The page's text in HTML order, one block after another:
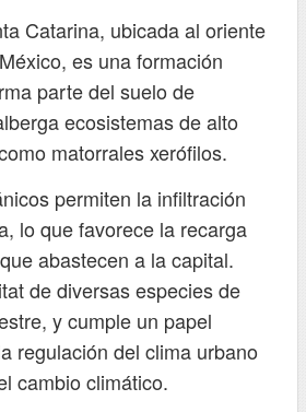
Catarina, ubicada al oriente
es una formación
parte del suelo de
ecosistemas de alto
matorrales xerófilos.
permiten la infiltración
lo que favorece la recarga
abastecen a la capital.
de diversas especies de
y cumple un papel
regulación del clima urbano
cambio climático.